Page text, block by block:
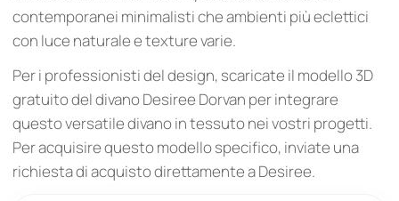
contemporanei minimalisti che ambienti più eclettici
con luce naturale e texture varie.
Per i professionisti del design, scaricate il modello 3D
gratuito del divano Desiree Dorvan per integrare
questo versatile divano in tessuto nei vostri progetti.
Per acquisire questo modello specifico, inviate una
richiesta di acquisto direttamente a Desiree.